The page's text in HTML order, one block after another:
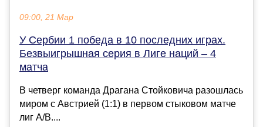
09:00, 21 Мар
У Сербии 1 победа в 10 последних играх.
Безвыигрышная серия в Лиге наций – 4
матча
В четверг команда Драгана Стойковича разошлась
миром с Австрией (1:1) в первом стыковом матче
лиг A/B....